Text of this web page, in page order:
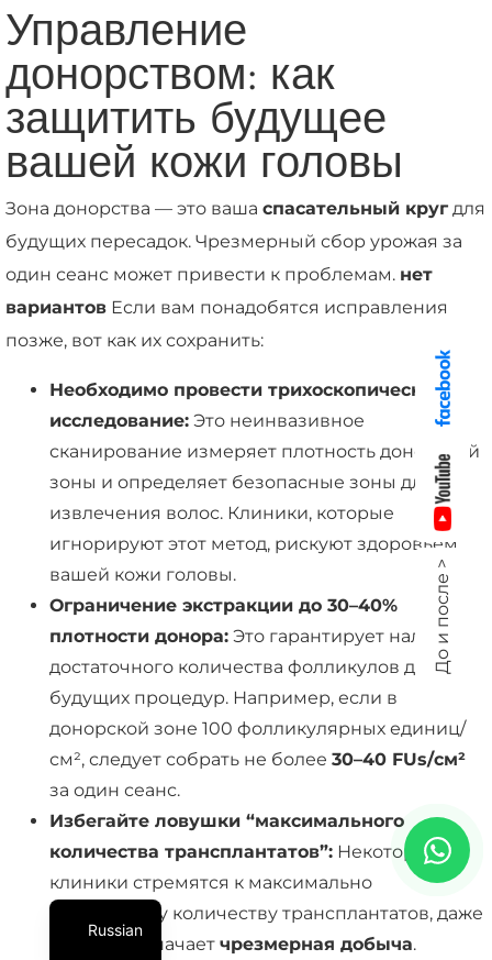
Управление
донорством: как
защитить будущее
вашей кожи головы
Зона донорства — это ваша спасательный круг для
будущих пересадок. Чрезмерный сбор урожая за
один сеанс может привести к проблемам. нет
вариантов Если вам понадобятся исправления
позже, вот как их сохранить:
Необходимо провести трихоскопическое
исследование: Это неинвазивное
сканирование измеряет плотность донорской
зоны и определяет безопасные зоны для
извлечения волос. Клиники, которые
игнорируют этот метод, рискуют здоровьем
вашей кожи головы.
Ограничение экстракции до 30–40%
плотности донора: Это гарантирует наличие
достаточного количества фолликулов для
будущих процедур. Например, если в
донорской зоне 100 фолликулярных единиц/
см², следует собрать не более 30–40 FUs/см²
за один сеанс.
Избегайте ловушки “максимального
количества трансплантатов”: Некоторые
клиники стремятся к максимально
возможному количеству трансплантатов, даже
если это означает чрезмерная добыча.
До и после >
Russian